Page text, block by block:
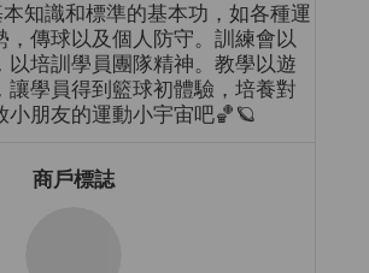
知識和標準的基本功，如各種運
，傳球以及個人防守。訓練會以
以培訓學員團隊精神。教學以遊
讓學員得到籃球初體驗，培養對
小朋友的運動小宇宙吧🏀🪐
商戶標誌